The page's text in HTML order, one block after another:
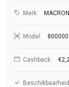
Merk: MACRON
Model:
Cashback: